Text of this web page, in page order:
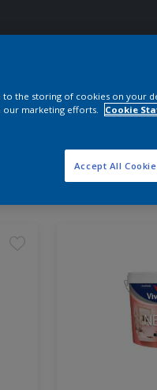
προϊόντα
to the storing of cookies on your
our marketing efforts.
Cookie
Accept All